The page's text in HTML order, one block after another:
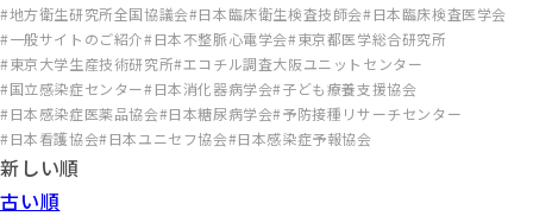
地方衛生研究所全国協議会 日本臨床衛生検査技師会 日本臨床検査医学会
一般サイトのご紹介 日本不整脈心電学会 東京都医学総合研究所
東京大学生産技術研究所 エコチル調査大阪ユニットセンター
国立感染症センター 日本消化器病学会 子ども療養支援協会
日本感染症医薬品協会 日本糖尿病学会 予防接種リサーチセンター
日本看護協会 日本ユニセフ協会 日本感染症予報協会
新しい順
古い順